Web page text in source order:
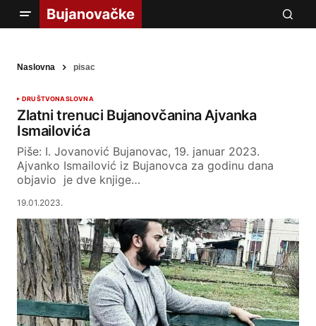
Naslovna pisac
DRUŠTVONASLOVNA
Zlatni trenuci Bujanovčanina Ajvanka
Ismailovića
Piše: I. Jovanović Bujanovac, 19. januar 2023.
Ajvanko Ismailović iz Bujanovca za godinu dana
objavio je dve knjige…
19.01.2023.